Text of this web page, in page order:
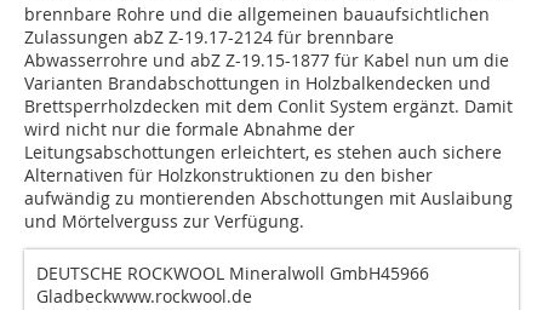
brennbare Rohre und die allgemeinen bauaufsichtlichen
Zulassungen abZ Z-19.17-2124 für brennbare
Abwasserrohre und abZ Z-19.15-1877 für Kabel nun um die
Varianten Brandabschottungen in Holzbalkendecken und
Brettsperrholzdecken mit dem Conlit System ergänzt. Damit
wird nicht nur die formale Abnahme der
Leitungsabschottungen erleichtert, es stehen auch sichere
Alternativen für Holzkonstruktionen zu den bisher
aufwändig zu montierenden Abschottungen mit Auslaibung
und Mörtelverguss zur Verfügung.
DEUTSCHE ROCKWOOL Mineralwoll GmbH45966
Gladbeckwww.rockwool.de